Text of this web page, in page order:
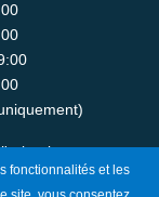
sont
fonctionnalités et les